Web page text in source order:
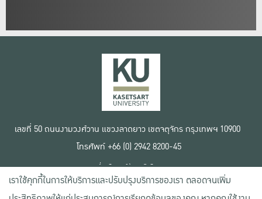
เลขที่ 50 ถนนงามวงศ์วาน แขวงลาดยาว เขตจตุจักร กรุงเทพฯ 10900
โทรศัพท์ +66 (0) 2942 8200-45
เงื่อนไขการใช้งานเว็บไซต์
ข้อตกลงด้านสิทธิ์ใช้งาน
นโยบายความเป็นส่วนตัว
เราใช้คุกกี้ในการให้บริการและปรับปรุงบริการของเรา ตลอดจนเพิ่ม